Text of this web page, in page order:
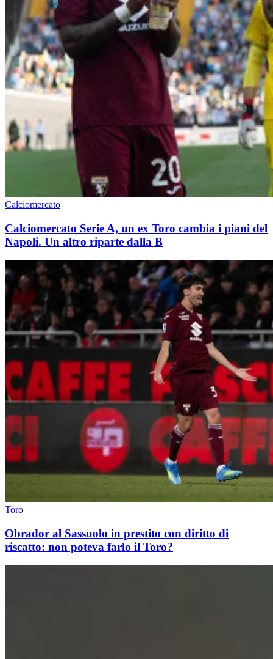
Calciomercato
Calciomercato Serie A, un ex Toro cambia i piani del
Napoli. Un altro riparte dalla B
Toro
Obrador al Sassuolo in prestito con diritto di
riscatto: non poteva farlo il Toro?